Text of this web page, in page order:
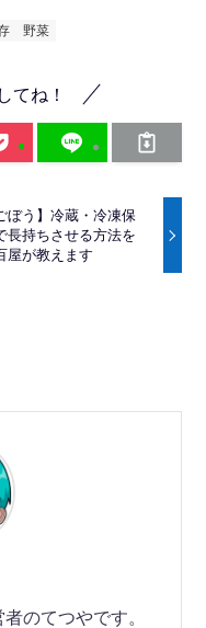
野菜
てね！
ぼう】冷蔵・冷凍保
長持ちさせる方法を
屋が教えます
のてつやです。